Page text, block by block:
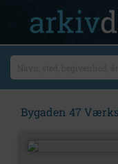
Bygaden 47